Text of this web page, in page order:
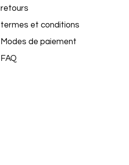
retours
termes et conditions
Modes de paiement
FAQ